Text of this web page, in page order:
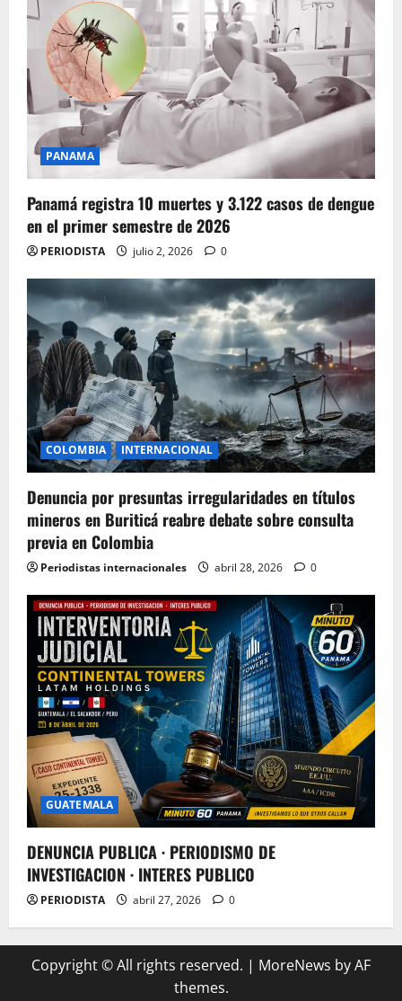
PANAMA
Panamá registra 10 muertes y 3.122 casos de dengue
en el primer semestre de 2026
PERIODISTA julio 2, 2026 0
COLOMBIA INTERNACIONAL
Denuncia por presuntas irregularidades en títulos
mineros en Buriticá reabre debate sobre consulta
previa en Colombia
Periodistas internacionales abril 28, 2026 0
GUATEMALA
DENUNCIA PUBLICA · PERIODISMO DE
INVESTIGACION · INTERES PUBLICO
PERIODISTA abril 27, 2026 0
Copyright © All rights reserved. | MoreNews by AF
themes.